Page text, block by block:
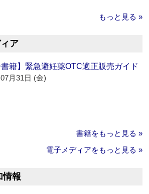
もっと見る »
ア
書籍】緊急避妊薬OTC適正販売ガイド
月31日 (金)
書籍をもっと見る »
電子メディアをもっと見る »
情報